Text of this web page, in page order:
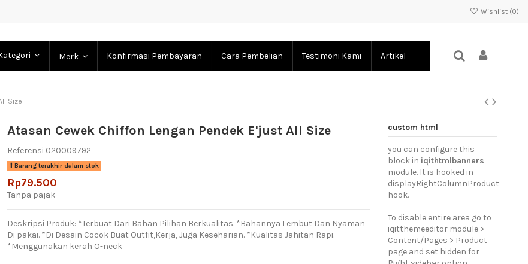
Wishlist (0)
Merk Konfirmasi Pembayaran Cara Pembelian Testimoni Kami Artikel
Size
Atasan Cewek Chiffon Lengan Pendek E'just All Size
Referensi 020009792
Barang terakhir dalam stok
Rp79.500
Tanpa pajak
Deskripsi Produk: *Terbuat Dari Bahan Pilihan Berkualitas. *Bahannya Lembut Dan Nyaman
Di pakai. *Di Desain Cocok Buat Outfit,Kerja, Juga Keseharian. *Kualitas Jahitan Rapi.
*Menggunakan kerah O-neck
custom html
you can configure this
block in iqithtmlbanners
module. It is hooked in
displayRightColumnProduct
hook.
To disable entire area go to
iqitthemeeditor module >
Content/Pages > Product
page and set hidden for